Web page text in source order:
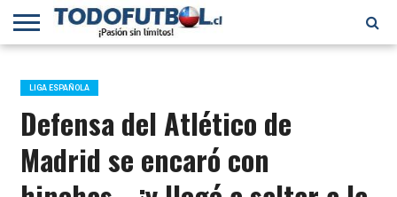
PRIMERA
B
SELECCIÓN
CHILENA
CHILENOS
EN EL
MUNDO
FÚTBOL
INTERNACIONAL
LIGA ESPAÑOLA
Defensa del Atlético de
Madrid se encaró con